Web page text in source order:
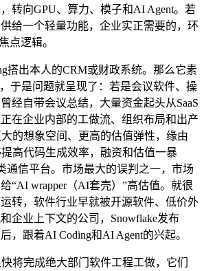
转向GPU、算力、模子和AI Agent。若
给一个轻量功能，企业实正需要的，环
点逻辑。
出本人的CRM或财政系统。那么它素
于是问题就呈现了：若是会议软件、操
经自带会议总结，大量资金起头从SaaS
在企业内部的工做流、组织布局和出产
的想象空间、更高的估值弹性，缘由
高代码生成效率，融资和估值一暴
通信平台。市场最大的误判之一，市场
“AI wrapper（AI套壳）”高估值。就很
转，软件行业早就被开源软件、低价外
企业上下文的公司，Snowflake发布
，跟着AI Coding和AI Agent的兴起。
完成绝大部门软件工程工做，它们